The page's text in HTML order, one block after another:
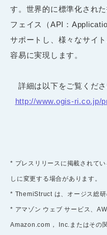
す。世界的に標準化され
フェイス（API：
サポートし、様々なサイ
容易に実現します。
詳細は以下をご覧くださ
http://www.ogis-ri.co.jp/
* プレスリリースに掲載されて
しに変更する場合があります。
* ThemiStruct は、オージス総研
* アマゾン ウェブ サービス、
Amazon.com， Inc.またはその